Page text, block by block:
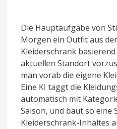
Die Hauptaufgabe von
Morgen ein Outfit aus
Kleiderschrank
aktuellen Standort
man vorab die eigene
Eine KI taggt die
automatisch mit
Saison, und baut so eine
Kleiderschrank-Inhaltes